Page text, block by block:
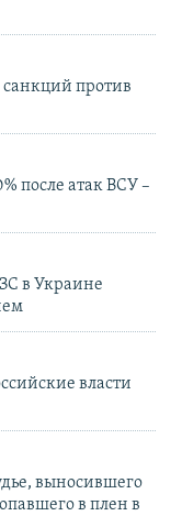
против
после атак ВСУ –
в Украине
власти
выносившего
в плен в